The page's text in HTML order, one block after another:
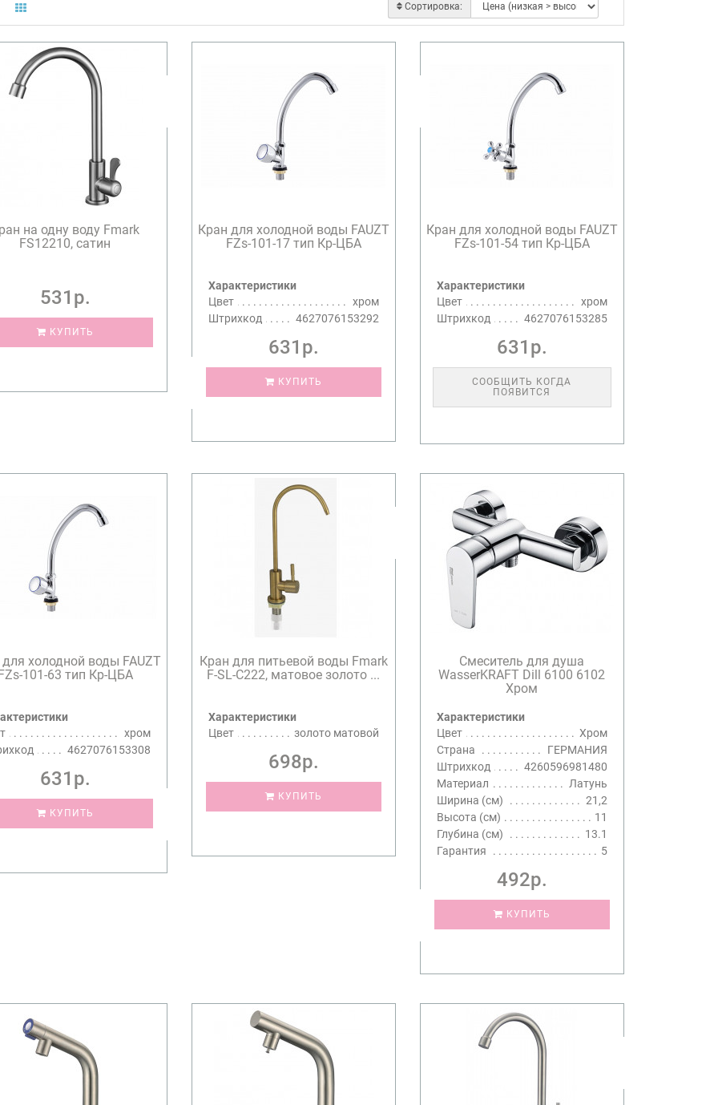
Сортировка:
на одну воду Fmark
FS12210, сатин
531р.
КУПИТЬ
Кран для холодной воды FAUZT
FZs-101-17 тип Кр-ЦБА
Характеристики
Цвет
хром
Штрихкод
4627076153292
631р.
КУПИТЬ
Кран для холодной воды FAUZT
FZs-101-54 тип Кр-ЦБА
Характеристики
Цвет
хром
Штрихкод
4627076153285
631р.
СООБЩИТЬ КОГДА
ПОЯВИТСЯ
холодной воды FAUZT
101-63 тип Кр-ЦБА
хром
4627076153308
631р.
КУПИТЬ
Кран для питьевой воды Fmark
F-SL-C222, матовое золото ...
Характеристики
Цвет
золото матовой
698р.
КУПИТЬ
Смеситель для душа
WasserKRAFT Dill 6100 6102
Хром
Характеристики
Цвет
Хром
Страна
ГЕРМАНИЯ
Штрихкод
4260596981480
Материал
Латунь
Ширина (см)
21,2
Высота (см)
11
Глубина (см)
13.1
Гарантия
5
492р.
КУПИТЬ